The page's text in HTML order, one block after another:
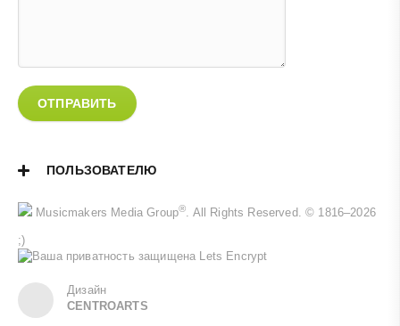
ОТПРАВИТЬ
ПОЛЬЗОВАТЕЛЮ
Musicmakers Media Group®. All Rights Reserved. © 1816–2026
;)
Дизайн
CENTROARTS